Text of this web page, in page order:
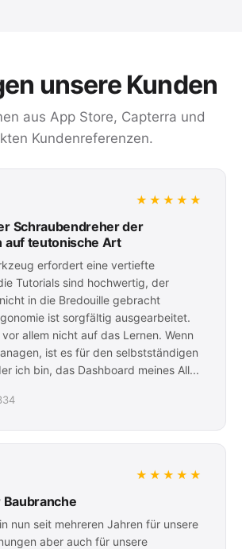
unsere Kunden
aus App Store, Capterra und
Kundenreferenzen.
★★★★★
Schraubendreher der
auf teutonische Art
erfordert eine vertiefte
Tutorials sind hochwertig, der
in die Bredouille gebracht
ist sorgfältig ausgearbeitet.
allem nicht auf das Lernen. Wenn
ist es für den selbstständigen
ich bin, das Dashboard meines All...
★★★★★
nun seit mehreren Jahren für unsere
aber auch für unsere